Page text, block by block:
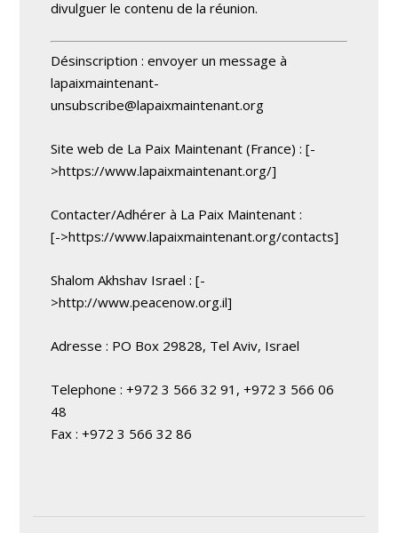
divulguer le contenu de la réunion.
Désinscription : envoyer un message à
lapaixmaintenant-
unsubscribe@lapaixmaintenant.org
Site web de La Paix Maintenant (France) : [-
>https://www.lapaixmaintenant.org/]
Contacter/Adhérer à La Paix Maintenant :
[->https://www.lapaixmaintenant.org/contacts]
Shalom Akhshav Israel : [-
>http://www.peacenow.org.il]
Adresse : PO Box 29828, Tel Aviv, Israel
Telephone : +972 3 566 32 91, +972 3 566 06
48
Fax : +972 3 566 32 86